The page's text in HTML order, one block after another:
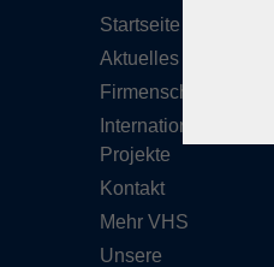
Startseite
Aktuelles
Firmenschulungen
Internationale
Projekte
Kontakt
Mehr VHS
Unsere